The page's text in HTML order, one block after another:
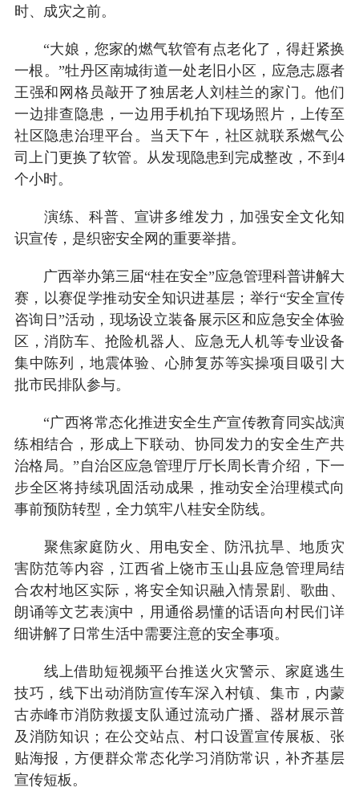
时、成灾之前。
“大娘，您家的燃气软管有点老化了，得赶紧换
一根。”牡丹区南城街道一处老旧小区，应急志愿者
王强和网格员敲开了独居老人刘桂兰的家门。他们
一边排查隐患，一边用手机拍下现场照片，上传至
社区隐患治理平台。当天下午，社区就联系燃气公
司上门更换了软管。从发现隐患到完成整改，不到4
个小时。
演练、科普、宣讲多维发力，加强安全文化知
识宣传，是织密安全网的重要举措。
广西举办第三届“桂在安全”应急管理科普讲解大
赛，以赛促学推动安全知识进基层；举行“安全宣传
咨询日”活动，现场设立装备展示区和应急安全体验
区，消防车、抢险机器人、应急无人机等专业设备
集中陈列，地震体验、心肺复苏等实操项目吸引大
批市民排队参与。
“广西将常态化推进安全生产宣传教育同实战演
练相结合，形成上下联动、协同发力的安全生产共
治格局。”自治区应急管理厅厅长周长青介绍，下一
步全区将持续巩固活动成果，推动安全治理模式向
事前预防转型，全力筑牢八桂安全防线。
聚焦家庭防火、用电安全、防汛抗旱、地质灾
害防范等内容，江西省上饶市玉山县应急管理局结
合农村地区实际，将安全知识融入情景剧、歌曲、
朗诵等文艺表演中，用通俗易懂的话语向村民们详
细讲解了日常生活中需要注意的安全事项。
线上借助短视频平台推送火灾警示、家庭逃生
技巧，线下出动消防宣传车深入村镇、集市，内蒙
古赤峰市消防救援支队通过流动广播、器材展示普
及消防知识；在公交站点、村口设置宣传展板、张
贴海报，方便群众常态化学习消防常识，补齐基层
宣传短板。